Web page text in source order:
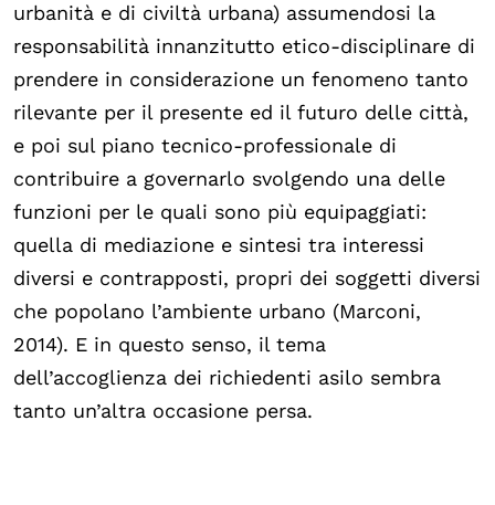
urbanità e di civiltà urbana) assumendosi la
responsabilità innanzitutto etico-disciplinare di
prendere in considerazione un fenomeno tanto
rilevante per il presente ed il futuro delle città,
e poi sul piano tecnico-professionale di
contribuire a governarlo svolgendo una delle
funzioni per le quali sono più equipaggiati:
quella di mediazione e sintesi tra interessi
diversi e contrapposti, propri dei soggetti diversi
che popolano l’ambiente urbano (Marconi,
2014). E in questo senso, il tema
dell’accoglienza dei richiedenti asilo sembra
tanto un’altra occasione persa.